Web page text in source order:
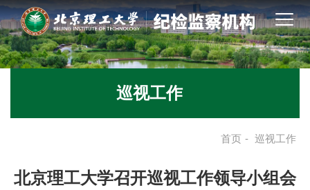
巡视工作
首页 - 巡视工作
北京理工大学召开巡视工作领导小组会